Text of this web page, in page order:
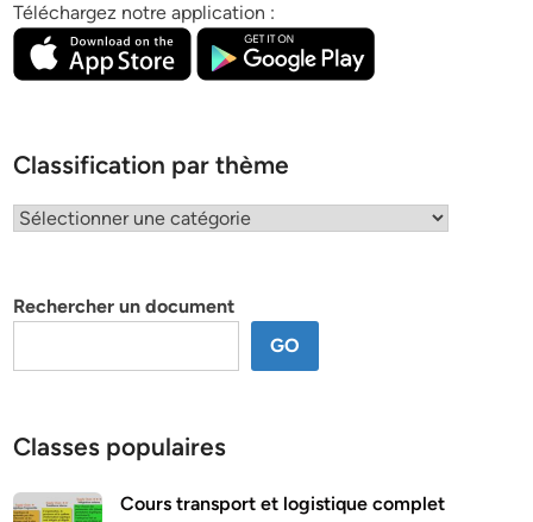
Téléchargez notre application :
Classification par thème
Classification
Rechercher un document
GO
Classes populaires
Cours transport et logistique complet